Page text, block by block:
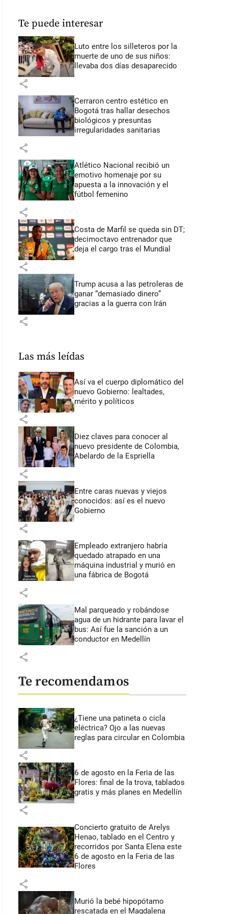
Te puede interesar
Luto entre los silleteros por la
muerte de uno de sus niños:
llevaba dos días desaparecido
share
Cerraron centro estético en
Bogotá tras hallar desechos
biológicos y presuntas
irregularidades sanitarias
share
Atlético Nacional recibió un
emotivo homenaje por su
apuesta a la innovación y el
fútbol femenino
share
Costa de Marfil se queda sin DT;
decimoctavo entrenador que
deja el cargo tras el Mundial
share
Trump acusa a las petroleras de
ganar “demasiado dinero”
gracias a la guerra con Irán
share
Las más leídas
Así va el cuerpo diplomático del
nuevo Gobierno: lealtades,
mérito y políticos
share
Diez claves para conocer al
nuevo presidente de Colombia,
Abelardo de la Espriella
share
Entre caras nuevas y viejos
conocidos: así es el nuevo
Gobierno
share
Empleado extranjero habría
quedado atrapado en una
máquina industrial y murió en
una fábrica de Bogotá
share
Mal parqueado y robándose
agua de un hidrante para lavar el
bus: Así fue la sanción a un
conductor en Medellín
share
Te recomendamos
¿Tiene una patineta o cicla
eléctrica? Ojo a las nuevas
reglas para circular en Colombia
share
6 de agosto en la Feria de las
Flores: final de la trova, tablados
gratis y más planes en Medellín
share
Concierto gratuito de Arelys
Henao, tablado en el Centro y
recorridos por Santa Elena este
6 de agosto en la Feria de las
Flores
share
Murió la bebé hipopótamo
rescatada en el Magdalena